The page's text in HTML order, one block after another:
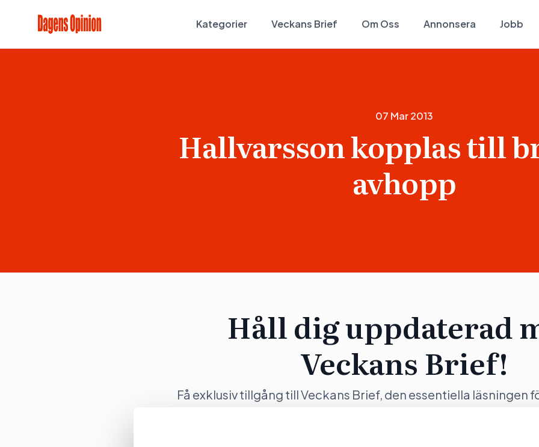
Kategorier Veckans Brief Om Oss Annonsera Jobb
07 Mar 2013
Hallvarsson kopplas till
avhopp
Håll dig uppdaterad
Veckans Brief!
Få exklusiv tillgång till Veckans Brief, den essentiella läsningen